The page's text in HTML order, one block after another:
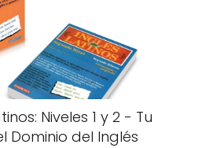
Niveles 1 y 2 - Tu
Dominio del Inglés